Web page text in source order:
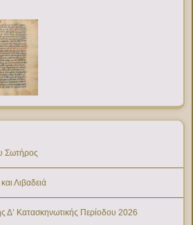
Σωτήρος
Λιβαδειά
Δ’ Κατασκηνωτικής Περίοδου 2026